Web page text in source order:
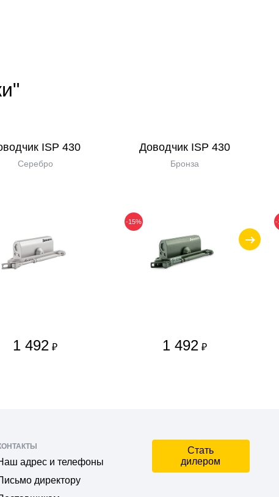
ISP 430
Серебро
1 492 ₽
Доводчик ISP 430
Бронза
-15%
1 492 ₽
-
адрес и телефоны
директору
Стать
дилером